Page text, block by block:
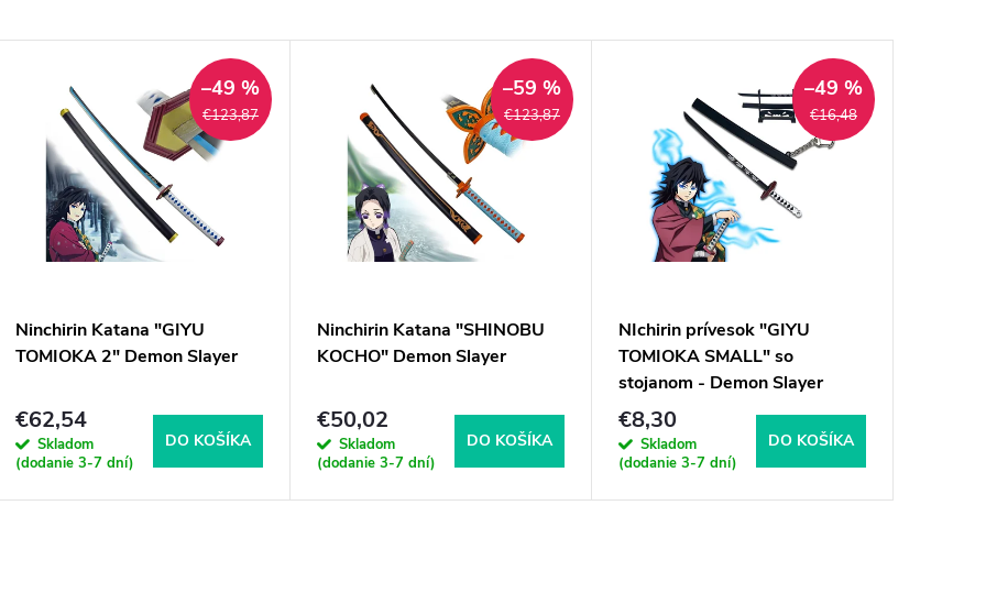
€123,87
–49 %
Ninchirin Katana "GIYU
TOMIOKA 2" Demon Slayer
€62,54
Skladom
(dodanie 3-7 dní)
DO KOŠÍKA
€123,87
–59 %
Ninchirin Katana "SHINOBU
KOCHO" Demon Slayer
€50,02
Skladom
(dodanie 3-7 dní)
DO KOŠÍKA
€16,48
–49 %
NIchirin prívesok "GIYU
TOMIOKA SMALL" so
stojanom - Demon Slayer
€8,30
Skladom
(dodanie 3-7 dní)
DO KOŠÍKA